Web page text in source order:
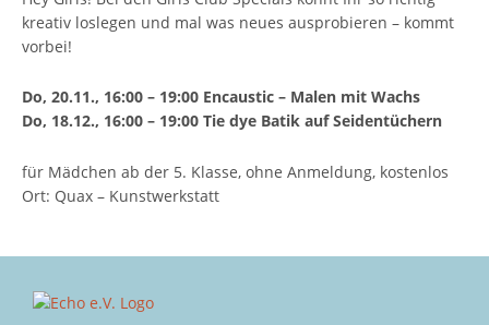
kreativ loslegen und mal was neues ausprobieren – kommt
vorbei!
Do, 20.11., 16:00 – 19:00 Encaustic – Malen mit Wachs
Do, 18.12., 16:00 – 19:00 Tie dye Batik auf Seidentüchern
für Mädchen ab der 5. Klasse, ohne Anmeldung, kostenlos
Ort: Quax – Kunstwerkstatt